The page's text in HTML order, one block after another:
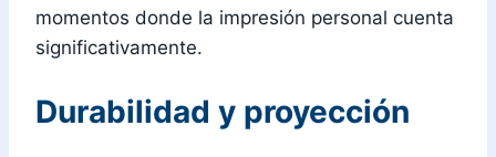
momentos donde la impresión personal cuenta
significativamente.
Durabilidad y proyección